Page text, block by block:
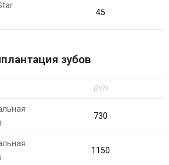
45
зубов
BYN
730
1150